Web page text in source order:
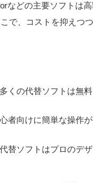
などの主要ソフトは
で、コストを抑えつ
多くの代替ソフトは無
心者向けに簡単な操作
替ソフトはプロのデ